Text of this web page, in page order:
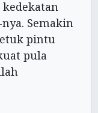
Semakin
pintu
pula